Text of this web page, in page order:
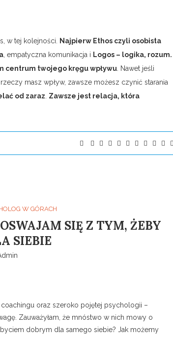
s, w tej kolejności. Najpierw Ethos czyli osobista
, empatyczna komunikacja i Logos – logika, rozum.
centrum twojego kręgu wpływu . Nawet jeśli
masz wpływ, zawsze możesz czynić starania
od zaraz Zawsze jest relacja, która
W GÓRACH
SIĘ Z TYM, ŻEBY
SIEBIE
coachingu oraz szeroko pojętej psychologii –
Zauważyłam, że mnóstwo w nich mowy o
dobrym dla samego siebie? Jak możemy